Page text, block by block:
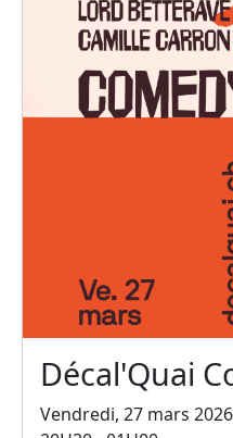
Décal'Quai
Vendredi, 27 mars 2026